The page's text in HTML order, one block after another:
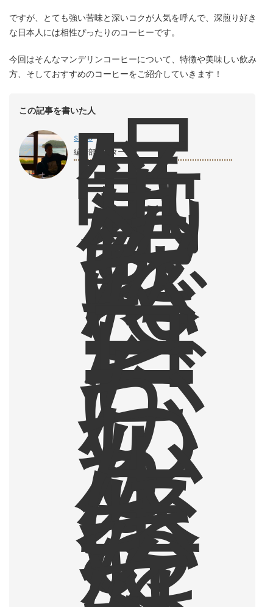
ですが、とても強い苦味と深いコクが人気を呼んで、深煎り好き
な日本人には相性ぴったりのコーヒーです。
今回はそんなマンデリンコーヒーについて、特徴や美味しい飲み
方、そしておすすめのコーヒーをご紹介していきます！
この記事を書いた人
shiro
編集部ライター
眠
気
覚
ま
し
に
飲
ん
で
い
た
コ
ー
ヒ
ー
が
、
い
つ
し
か
人
生
に
お
い
て
な